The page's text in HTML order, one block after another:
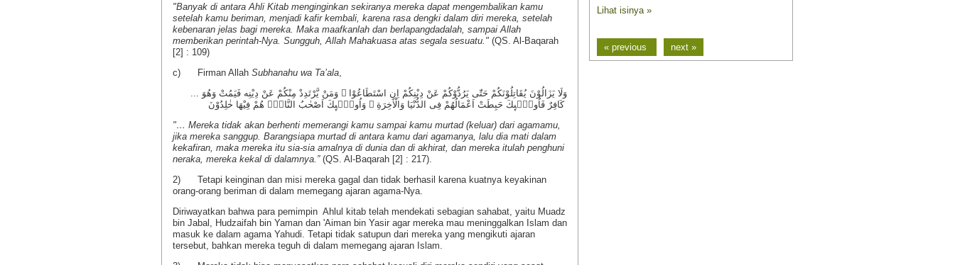
"Banyak di antara Ahli Kitab menginginkan sekiranya mereka dapat mengembalikan kamu
setelah kamu beriman, menjadi kafir kembali, karena rasa dengki dalam diri mereka, setelah
kebenaran jelas bagi mereka. Maka maafkanlah dan berlapangdadalah, sampai Allah
memberikan perintah-Nya. Sungguh, Allah Mahakuasa atas segala sesuatu." (QS. Al-Baqarah
[2] : 109)
c) Firman Allah Subhanahu wa Ta’ala
كَافِرٌ فَاُولٰۤىِٕكَ حَبِطَتْ اَعْمَالُهُمْ فِى الدُّنْيَا وَالْاٰخِرَةِ ۚ وَاُولٰۤىِٕكَ اَصْحٰبُ النَّارِۚ هُمْ فِيْهَا خٰلِدُوْنَ
"… Mereka tidak akan berhenti memerangi kamu sampai kamu murtad (keluar) dari agamamu,
jika mereka sanggup. Barangsiapa murtad di antara kamu dari agamanya, lalu dia mati dalam
kekafiran, maka mereka itu sia-sia amalnya di dunia dan di akhirat, dan mereka itulah penghuni
neraka, mereka kekal di dalamnya.” (QS. Al-Baqarah [2] : 217).
2) Tetapi keinginan dan misi mereka gagal dan tidak berhasil karena kuatnya keyakinan
orang-orang beriman di dalam memegang ajaran agama-Nya.
Diriwayatkan bahwa para pemimpin Ahlul kitab telah mendekati sebagian sahabat, yaitu Muadz
bin Jabal, Hudzaifah bin Yaman dan 'Aiman bin Yasir agar mereka mau meninggalkan Islam dan
masuk ke dalam agama Yahudi. Tetapi tidak satupun dari mereka yang mengikuti ajaran
tersebut, bahkan mereka teguh di dalam memegang ajaran Islam.
Lihat isinya »
Lihat isinya »
« previous next »